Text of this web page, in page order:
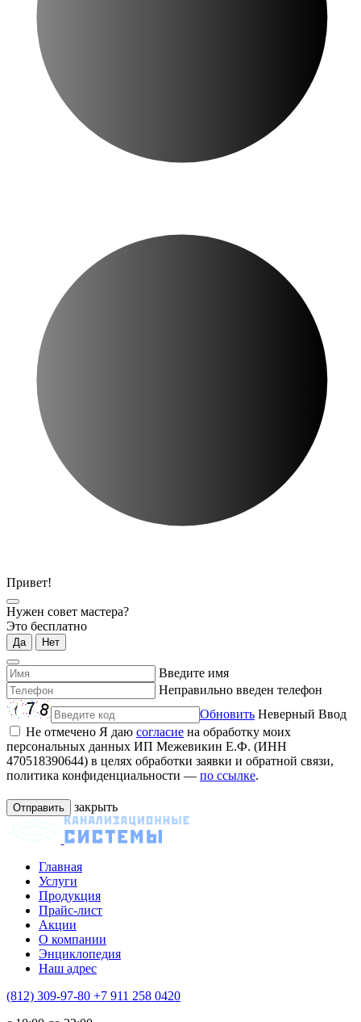
Привет!
Нужен совет мастера?
Это бесплатно
Да Нет
Введите имя
Неправильно введен телефон
Обновить Неверный Ввод
Не отмечено Я даю согласие на обработку моих
персональных данных ИП Межевикин Е.Ф. (ИНН
470518390644) в целях обработки заявки и обратной связи,
политика конфиденциальности — по ссылке.
закрыть
Главная
Услуги
Продукция
Прайс-лист
Акции
О компании
Энциклопедия
Наш адрес
(812) 309-97-80 +7 911 258 0420